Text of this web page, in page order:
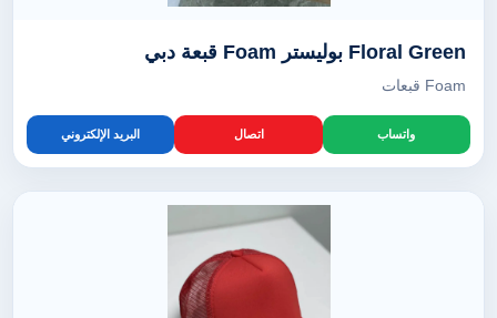
Floral Green بوليستر Foam قبعة دبي
Foam قبعات
واتساب اتصال البريد الإلكتروني